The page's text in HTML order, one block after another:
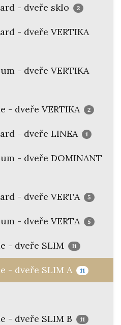
- dveře sklo 2
- dveře VERTIKA
- dveře VERTIKA
- dveře VERTIKA 2
- dveře LINEA 1
- dveře DOMINANT
- dveře VERTA 5
- dveře VERTA 5
- dveře SLIM 11
- dveře SLIM A 11
- dveře SLIM B 11